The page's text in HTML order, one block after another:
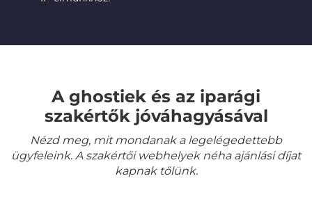
A ghostiek és az iparági
szakértők jóváhagyásával
Nézd meg, mit mondanak a legelégedettebb
ügyfeleink. A szakértői webhelyek néha ajánlási díjat
kapnak tőlünk.